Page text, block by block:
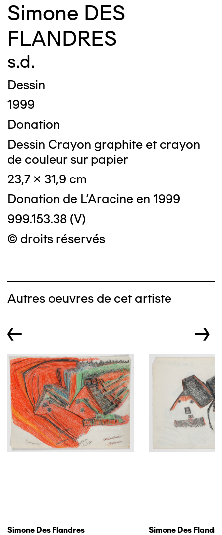
Simone DES
FLANDRES
s.d.
Dessin
1999
Donation
Dessin Crayon graphite et crayon
de couleur sur papier
23,7 x 31,9 cm
Donation de L'Aracine en 1999
999.153.38 (V)
© droits réservés
Autres oeuvres de cet artiste
← →
Simone Des Flandres
Simone Des